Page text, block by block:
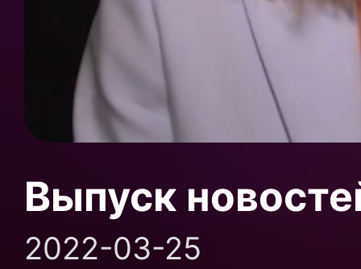
Выпуск
2022-03-25